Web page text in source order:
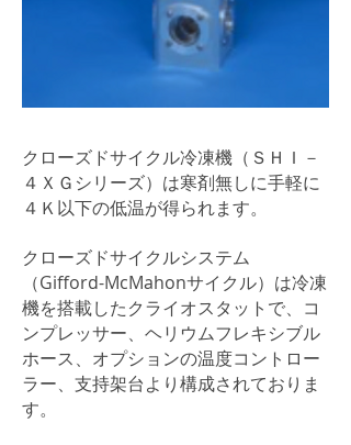
クローズドサイクル冷凍機（ＳＨＩ－
４ＸＧシリーズ）は寒剤無しに手軽に
４Ｋ以下の低温が得られます。
クローズドサイクルシステム
（Gifford-McMahonサイクル）は冷凍
機を搭載したクライオスタットで、コ
ンプレッサー、ヘリウムフレキシブル
ホース、オプションの温度コントロー
ラー、支持架台より構成されておりま
す。